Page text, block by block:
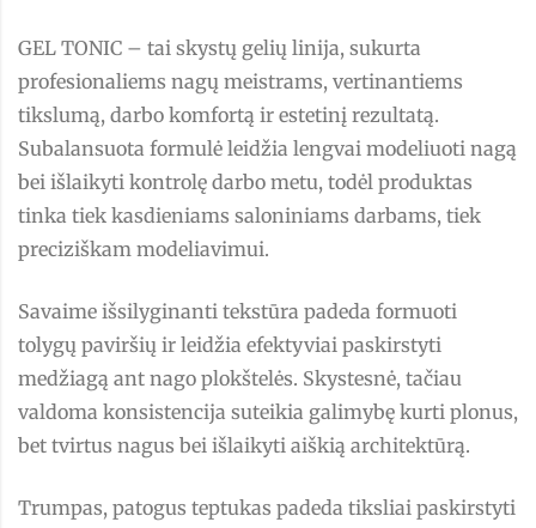
GEL TONIC – tai skystų gelių linija, sukurta
profesionaliems nagų meistrams, vertinantiems
tikslumą, darbo komfortą ir estetinį rezultatą.
Subalansuota formulė leidžia lengvai modeliuoti nagą
bei išlaikyti kontrolę darbo metu, todėl produktas
tinka tiek kasdieniams saloniniams darbams, tiek
preciziškam modeliavimui.
Savaime išsilyginanti tekstūra padeda formuoti
tolygų paviršių ir leidžia efektyviai paskirstyti
medžiagą ant nago plokštelės. Skystesnė, tačiau
valdoma konsistencija suteikia galimybę kurti plonus,
bet tvirtus nagus bei išlaikyti aiškią architektūrą.
Trumpas, patogus teptukas padeda tiksliai paskirstyti